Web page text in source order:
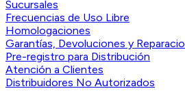
Sucursales
Frecuencias de Uso Libre
Homologaciones
Garantías, Devoluciones y
Pre-registro para Distribución
Atención a Clientes
Distribuidores No Autorizados